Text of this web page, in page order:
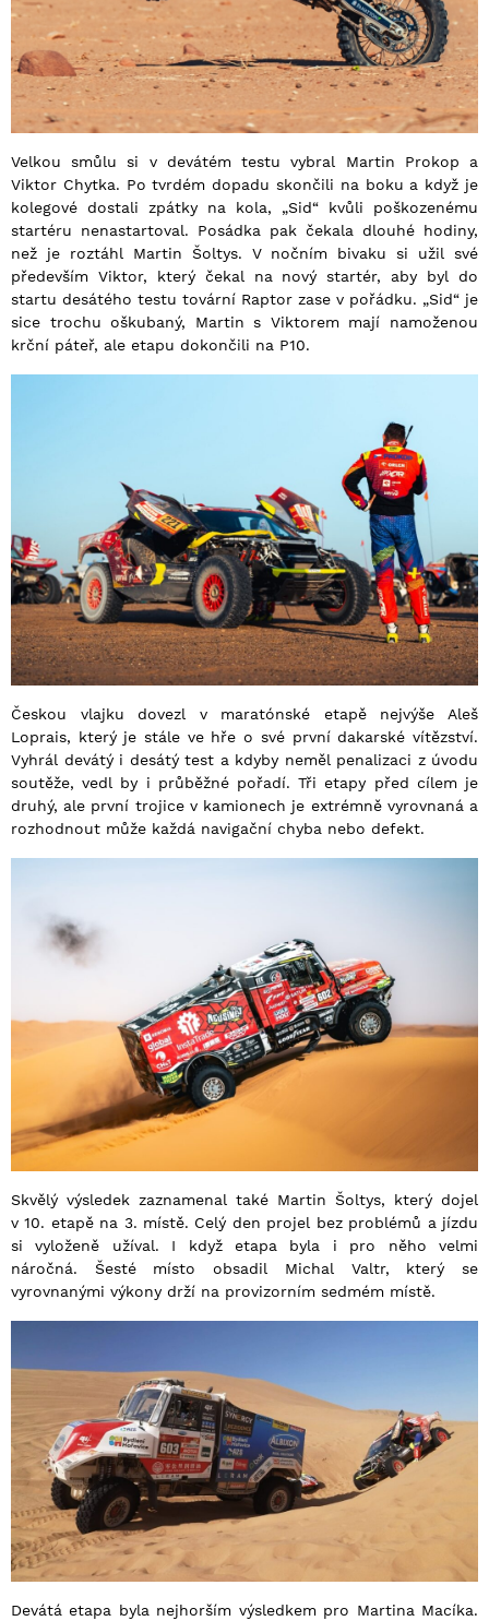
Velkou smůlu si v devátém testu vybral Martin Prokop a
Viktor Chytka. Po tvrdém dopadu skončili na boku a když je
kolegové dostali zpátky na kola, „Sid“ kvůli poškozenému
startéru nenastartoval. Posádka pak čekala dlouhé hodiny,
než je roztáhl Martin Šoltys. V nočním bivaku si užil své
především Viktor, který čekal na nový startér, aby byl do
startu desátého testu tovární Raptor zase v pořádku. „Sid“ je
sice trochu oškubaný, Martin s Viktorem mají namoženou
krční páteř, ale etapu dokončili na P10.
Českou vlajku dovezl v maratónské etapě nejvýše Aleš
Loprais, který je stále ve hře o své první dakarské vítězství.
Vyhrál devátý i desátý test a kdyby neměl penalizaci z úvodu
soutěže, vedl by i průběžné pořadí. Tři etapy před cílem je
druhý, ale první trojice v kamionech je extrémně vyrovnaná a
rozhodnout může každá navigační chyba nebo defekt.
Skvělý výsledek zaznamenal také Martin Šoltys, který dojel
v 10. etapě na 3. místě. Celý den projel bez problémů a jízdu
si vyloženě užíval. I když etapa byla i pro něho velmi
náročná. Šesté místo obsadil Michal Valtr, který se
vyrovnanými výkony drží na provizorním sedmém místě.
Devátá etapa byla nejhorším výsledkem pro Martina Macíka.